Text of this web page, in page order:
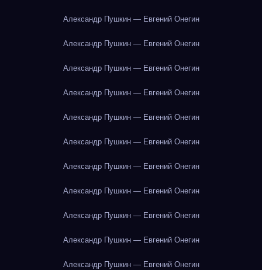
Александр Пушкин — Евгений Онегин
Александр Пушкин — Евгений Онегин
Александр Пушкин — Евгений Онегин
Александр Пушкин — Евгений Онегин
Александр Пушкин — Евгений Онегин
Александр Пушкин — Евгений Онегин
Александр Пушкин — Евгений Онегин
Александр Пушкин — Евгений Онегин
Александр Пушкин — Евгений Онегин
Александр Пушкин — Евгений Онегин
Александр Пушкин — Евгений Онегин